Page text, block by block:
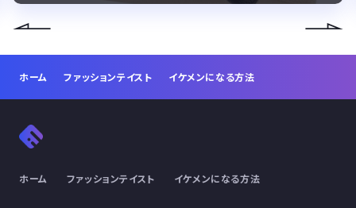
ホーム ファッションテイスト イケメンになる方法
ホーム ファッションテイスト イケメンになる方法